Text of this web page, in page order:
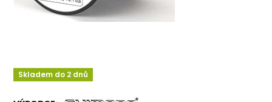
Skladem do 2 dnů